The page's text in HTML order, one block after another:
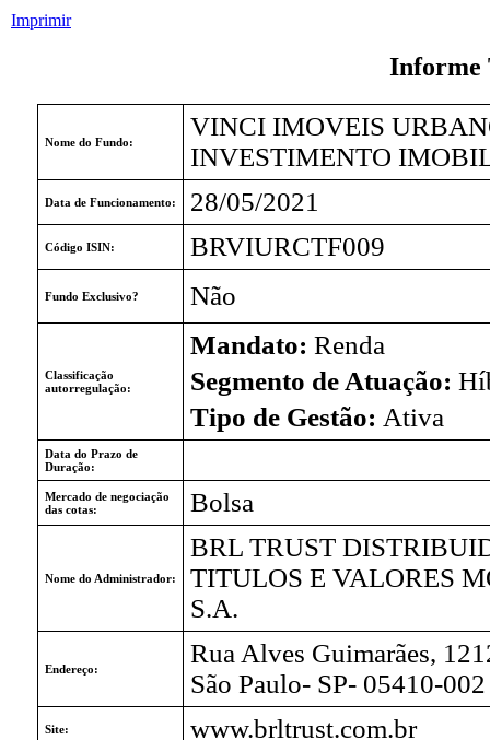
Imprimir
Informe
Nome do Fundo:
VINCI IMOVEIS
INVESTIMENTO
Data de Funcionamento: 28/05/2021
Código ISIN: BRVIURCTF009
Fundo Exclusivo? Não
Classificação
autorregulação:
Mandato: Renda
Segmento de Atuação:
Tipo de Gestão: Ativa
Data do Prazo de
Duração:
Mercado de negociação
das cotas:
Bolsa
Nome do Administrador:
BRL TRUST
TITULOS E VALORES
S.A.
Endereço:
Rua Alves Guimarães,
São Paulo- SP- 05410-002
Site: www.brltrust.com.br